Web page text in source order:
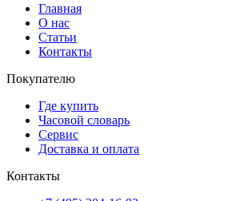
Главная
О нас
Статьи
Контакты
Покупателю
Где купить
Часовой словарь
Сервис
Доставка и оплата
Контакты